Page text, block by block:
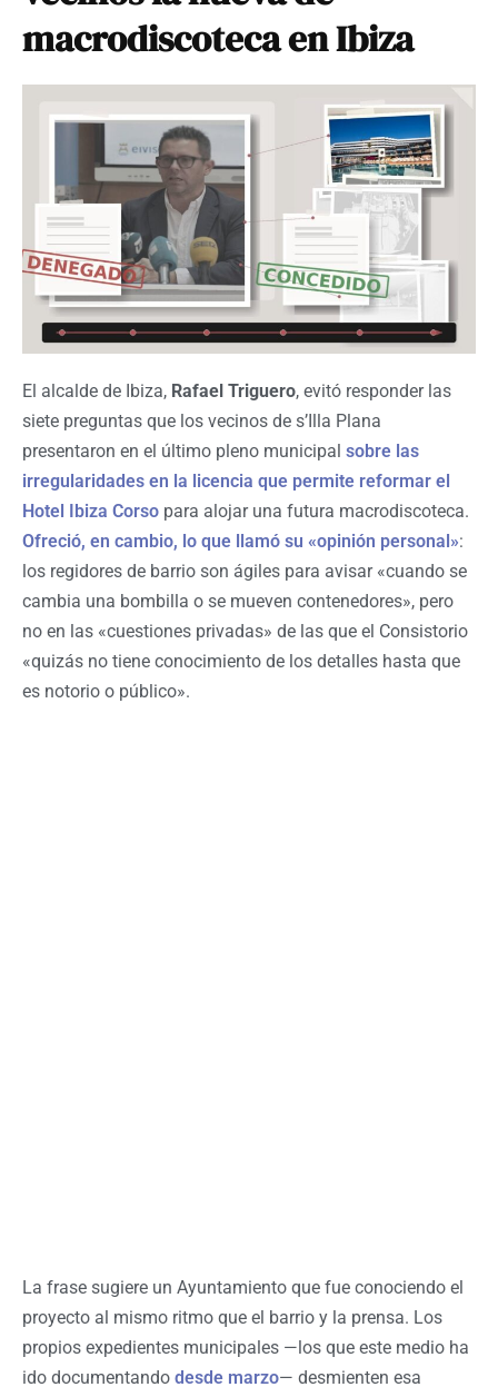
macrodiscoteca en Ibiza
El alcalde de Ibiza, Rafael Triguero, evitó responder las
siete preguntas que los vecinos de s’Illa Plana
presentaron en el último pleno municipal sobre las
irregularidades en la licencia que permite reformar el
Hotel Ibiza Corso para alojar una futura macrodiscoteca.
Ofreció, en cambio, lo que llamó su «opinión personal»:
los regidores de barrio son ágiles para avisar «cuando se
cambia una bombilla o se mueven contenedores», pero
no en las «cuestiones privadas» de las que el Consistorio
«quizás no tiene conocimiento de los detalles hasta que
es notorio o público».
La frase sugiere un Ayuntamiento que fue conociendo el
proyecto al mismo ritmo que el barrio y la prensa. Los
propios expedientes municipales —los que este medio ha
ido documentando desde marzo— desmienten esa